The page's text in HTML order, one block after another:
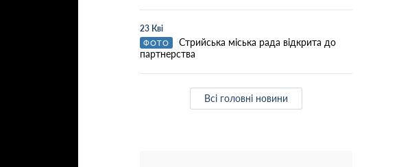
23 Кві
ФОТО
Стрийська міська рада відкрита до
партнерства
Всі головні новини